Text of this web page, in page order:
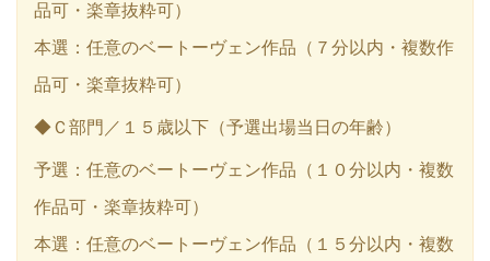
品可・楽章抜粋可）
本選：任意のベートーヴェン作品（７分以内・複数作
品可・楽章抜粋可）
◆Ｃ部門／１５歳以下（予選出場当日の年齢）
予選：任意のベートーヴェン作品（１０分以内・複数
作品可・楽章抜粋可）
本選：任意のベートーヴェン作品（１５分以内・複数